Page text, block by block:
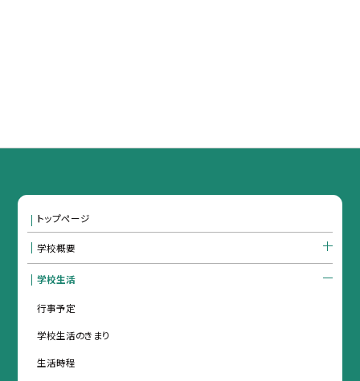
トップページ
学校概要
学校生活
行事予定
学校生活のきまり
生活時程